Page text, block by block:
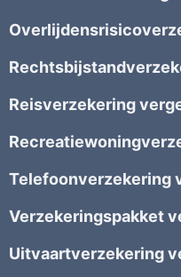
Reisverzekering
Telefoonverzekering
Verzekeringspakket
Uitvaartverzekering